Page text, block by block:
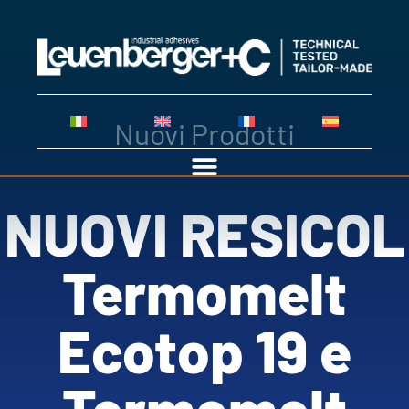
Nuovi Prodotti
NUOVI RESICOL
Termomelt
Ecotop 19 e